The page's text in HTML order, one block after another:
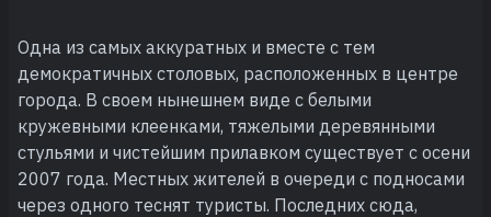
Одна из самых аккуратных и вместе с тем
демократичных столовых, расположенных в центре
города. В своем нынешнем виде с белыми
кружевными клеенками, тяжелыми деревянными
стульями и чистейшим прилавком существует с осени
2007 года. Местных жителей в очереди с подносами
через одного теснят туристы. Последних сюда,